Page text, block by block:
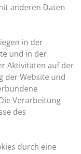
anderen Daten
in der
und in der
Aktivitäten auf der
der Website und
Verarbeitung
des
durch eine